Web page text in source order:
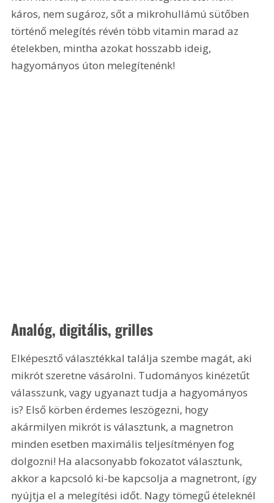
káros, nem sugároz, sőt a mikrohullámú sütőben
történő melegítés révén több vitamin marad az
ételekben, mintha azokat hosszabb ideig,
hagyományos úton melegítenénk!
Analóg, digitális, grilles
Elképesztő választékkal találja szembe magát, aki
mikrót szeretne vásárolni. Tudományos kinézetűt
válasszunk, vagy ugyanazt tudja a hagyományos
is? Első körben érdemes leszögezni, hogy
akármilyen mikrót is választunk, a magnetron
minden esetben maximális teljesítményen fog
dolgozni! Ha alacsonyabb fokozatot választunk,
akkor a kapcsoló ki-be kapcsolja a magnetront, így
nyújtja el a melegítési időt. Nagy tömegű ételeknél